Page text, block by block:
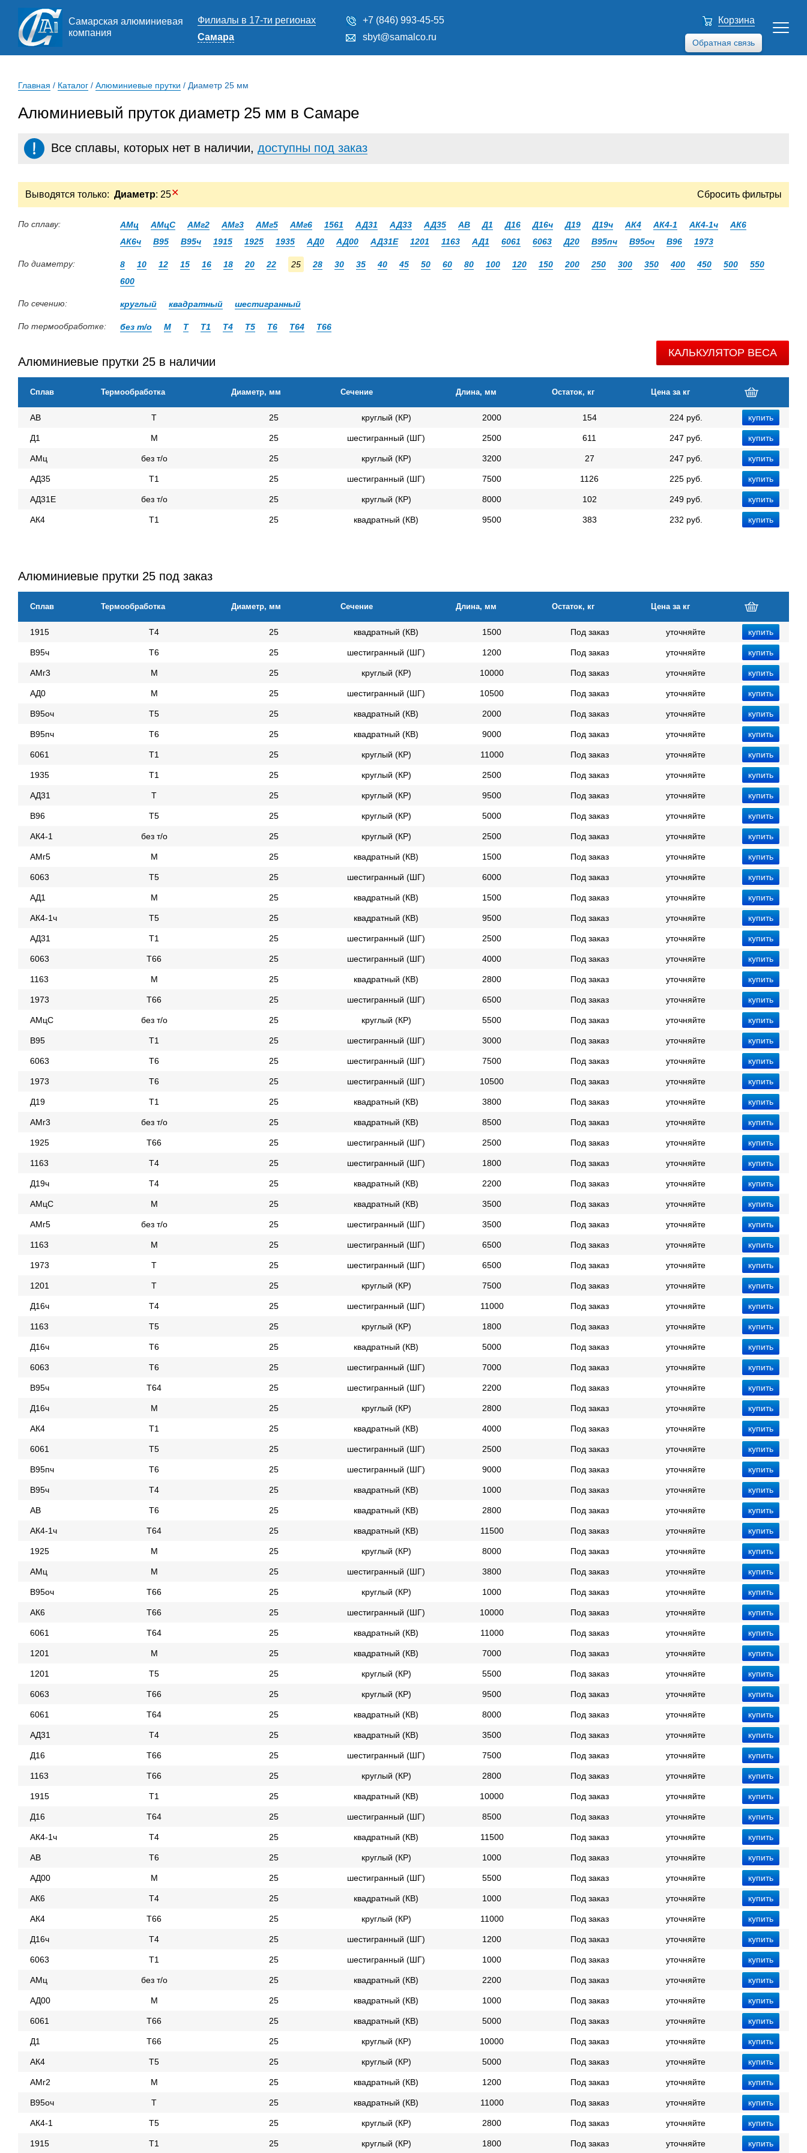
Самарская алюминиевая
компания
Филиалы в 17-ти регионах
Самара
+7 (846) 993-45-55
sbyt@samalco.ru
Обратная связь
Корзина
Главная / Каталог / Алюминиевые прутки / Диаметр 25 мм
Алюминиевый пруток диаметр 25 мм в Самаре
Все сплавы, которых нет в наличии, доступны под заказ
Выводятся только: Диаметр: 25✕ Сбросить фильтры
По сплаву: АМц АМцС АМг2 АМг3 АМг5 АМг6 1561 АД31 АД33 АД35 АВ Д1 Д16 Д16ч Д19 Д19ч АК4 АК4-1 АК4-1ч
АК6
АК6ч
В95 В95ч 1915 1925 1935 АД0 АД00 АД31Е 1201 1163 АД1 6061 6063 Д20 В95пч В95оч В96 1973
По диаметру: 8 10 12 15 16 18 20 22 25 28 30 35 40 45 50 60 80 100 120 150 200 250 300 350 400 450 500
550
600
По сечению: круглый квадратный шестигранный
По термообработке: без т/о М Т Т1 Т4 Т5 Т6 Т64 Т66
Алюминиевые прутки 25 в наличии
КАЛЬКУЛЯТОР ВЕСА
Сплав Термообработка Диаметр, мм Сечение Длина, мм Остаток, кг Цена за кг
АВ Т 25 круглый (КР) 2000 154 224 руб.
Д1 М 25 шестигранный (ШГ) 2500 611 247 руб.
АМц без т/о 25 круглый (КР) 3200 27 247 руб.
АД35 Т1 25 шестигранный (ШГ) 7500 1126 225 руб.
АД31Е без т/о 25 круглый (КР) 8000 102 249 руб.
АК4 Т1 25 квадратный (КВ) 9500 383 232 руб.
Алюминиевые прутки 25 под заказ
Сплав Термообработка Диаметр, мм Сечение Длина, мм Остаток, кг Цена за кг
1915 Т4 25 квадратный (КВ) 1500 Под заказ уточняйте
В95ч Т6 25 шестигранный (ШГ) 1200 Под заказ уточняйте
АМг3 М 25 круглый (КР) 10000 Под заказ уточняйте
АД0 М 25 шестигранный (ШГ) 10500 Под заказ уточняйте
В95оч Т5 25 квадратный (КВ) 2000 Под заказ уточняйте
В95пч Т6 25 квадратный (КВ) 9000 Под заказ уточняйте
6061 Т1 25 круглый (КР) 11000 Под заказ уточняйте
1935 Т1 25 круглый (КР) 2500 Под заказ уточняйте
АД31 Т 25 круглый (КР) 9500 Под заказ уточняйте
В96 Т5 25 круглый (КР) 5000 Под заказ уточняйте
АК4-1 без т/о 25 круглый (КР) 2500 Под заказ уточняйте
АМг5 М 25 квадратный (КВ) 1500 Под заказ уточняйте
6063 Т5 25 шестигранный (ШГ) 6000 Под заказ уточняйте
АД1 М 25 квадратный (КВ) 1500 Под заказ уточняйте
АК4-1ч Т5 25 квадратный (КВ) 9500 Под заказ уточняйте
АД31 Т1 25 шестигранный (ШГ) 2500 Под заказ уточняйте
6063 Т66 25 шестигранный (ШГ) 4000 Под заказ уточняйте
1163 М 25 квадратный (КВ) 2800 Под заказ уточняйте
1973 Т66 25 шестигранный (ШГ) 6500 Под заказ уточняйте
АМцС без т/о 25 круглый (КР) 5500 Под заказ уточняйте
В95 Т1 25 шестигранный (ШГ) 3000 Под заказ уточняйте
6063 Т6 25 шестигранный (ШГ) 7500 Под заказ уточняйте
1973 Т6 25 шестигранный (ШГ) 10500 Под заказ уточняйте
Д19 Т1 25 квадратный (КВ) 3800 Под заказ уточняйте
АМг3 без т/о 25 квадратный (КВ) 8500 Под заказ уточняйте
1925 Т66 25 шестигранный (ШГ) 2500 Под заказ уточняйте
1163 Т4 25 шестигранный (ШГ) 1800 Под заказ уточняйте
Д19ч Т4 25 квадратный (КВ) 2200 Под заказ уточняйте
АМцС М 25 квадратный (КВ) 3500 Под заказ уточняйте
АМг5 без т/о 25 шестигранный (ШГ) 3500 Под заказ уточняйте
1163 М 25 шестигранный (ШГ) 6500 Под заказ уточняйте
1973 Т 25 шестигранный (ШГ) 6500 Под заказ уточняйте
1201 Т 25 круглый (КР) 7500 Под заказ уточняйте
Д16ч Т4 25 шестигранный (ШГ) 11000 Под заказ уточняйте
1163 Т5 25 круглый (КР) 1800 Под заказ уточняйте
Д16ч Т6 25 квадратный (КВ) 5000 Под заказ уточняйте
6063 Т6 25 шестигранный (ШГ) 7000 Под заказ уточняйте
В95ч Т64 25 шестигранный (ШГ) 2200 Под заказ уточняйте
Д16ч М 25 круглый (КР) 2800 Под заказ уточняйте
АК4 Т1 25 квадратный (КВ) 4000 Под заказ уточняйте
6061 Т5 25 шестигранный (ШГ) 2500 Под заказ уточняйте
В95пч Т6 25 шестигранный (ШГ) 9000 Под заказ уточняйте
В95ч Т4 25 квадратный (КВ) 1000 Под заказ уточняйте
АВ Т6 25 квадратный (КВ) 2800 Под заказ уточняйте
АК4-1ч Т64 25 квадратный (КВ) 11500 Под заказ уточняйте
1925 М 25 круглый (КР) 8000 Под заказ уточняйте
АМц М 25 шестигранный (ШГ) 3800 Под заказ уточняйте
В95оч Т66 25 круглый (КР) 1000 Под заказ уточняйте
АК6 Т66 25 шестигранный (ШГ) 10000 Под заказ уточняйте
6061 Т64 25 квадратный (КВ) 11000 Под заказ уточняйте
1201 М 25 квадратный (КВ) 7000 Под заказ уточняйте
1201 Т5 25 круглый (КР) 5500 Под заказ уточняйте
6063 Т66 25 круглый (КР) 9500 Под заказ уточняйте
6061 Т64 25 квадратный (КВ) 8000 Под заказ уточняйте
АД31 Т4 25 квадратный (КВ) 3500 Под заказ уточняйте
Д16 Т66 25 шестигранный (ШГ) 7500 Под заказ уточняйте
1163 Т66 25 круглый (КР) 2800 Под заказ уточняйте
1915 Т1 25 квадратный (КВ) 10000 Под заказ уточняйте
Д16 Т64 25 шестигранный (ШГ) 8500 Под заказ уточняйте
АК4-1ч Т4 25 квадратный (КВ) 11500 Под заказ уточняйте
АВ Т6 25 круглый (КР) 1000 Под заказ уточняйте
АД00 М 25 шестигранный (ШГ) 5500 Под заказ уточняйте
АК6 Т4 25 квадратный (КВ) 1000 Под заказ уточняйте
АК4 Т66 25 круглый (КР) 11000 Под заказ уточняйте
Д16ч Т4 25 шестигранный (ШГ) 1200 Под заказ уточняйте
6063 Т1 25 шестигранный (ШГ) 1000 Под заказ уточняйте
АМц без т/о 25 квадратный (КВ) 2200 Под заказ уточняйте
АД00 М 25 квадратный (КВ) 1000 Под заказ уточняйте
6061 Т66 25 квадратный (КВ) 5000 Под заказ уточняйте
Д1 Т66 25 круглый (КР) 10000 Под заказ уточняйте
АК4 Т5 25 круглый (КР) 5000 Под заказ уточняйте
АМг2 М 25 квадратный (КВ) 1200 Под заказ уточняйте
В95оч Т 25 квадратный (КВ) 11000 Под заказ уточняйте
АК4-1 Т5 25 круглый (КР) 2800 Под заказ уточняйте
1915 Т1 25 круглый (КР) 1800 Под заказ уточняйте